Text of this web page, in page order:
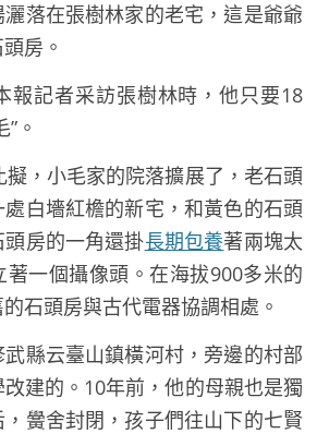
在張樹林家的老宅，這是爺爺
房。
記者采訪張樹林時，他只要18
。
，小毛家的院落擴展了，老石頭
白墻紅檐的新宅，和黃色的石頭
房的一角還掛長期包養著兩塊太
著一個攝像頭。在海拔900多米的
石頭房與古代電器協調相處。
云臺山鎮橫河村，旁邊的村部
建的。10年前，他的母親也是獨
黌舍封閉，孩子們往山下的七賢